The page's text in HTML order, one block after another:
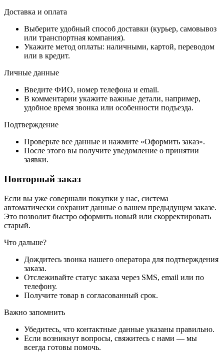
Доставка и оплата
Выберите удобный способ доставки (курьер, самовывоз
или транспортная компания).
Укажите метод оплаты: наличными, картой, переводом
или в кредит.
Личные данные
Введите ФИО, номер телефона и email.
В комментарии укажите важные детали, например,
удобное время звонка или особенности подъезда.
Подтверждение
Проверьте все данные и нажмите «Оформить заказ».
После этого вы получите уведомление о принятии
заявки.
Повторный заказ
Если вы уже совершали покупки у нас, система
автоматически сохранит данные о вашем предыдущем заказе.
Это позволит быстро оформить новый или скорректировать
старый.
Что дальше?
Дождитесь звонка нашего оператора для подтверждения
заказа.
Отслеживайте статус заказа через SMS, email или по
телефону.
Получите товар в согласованный срок.
Важно запомнить
Убедитесь, что контактные данные указаны правильно.
Если возникнут вопросы, свяжитесь с нами — мы
всегда готовы помочь.